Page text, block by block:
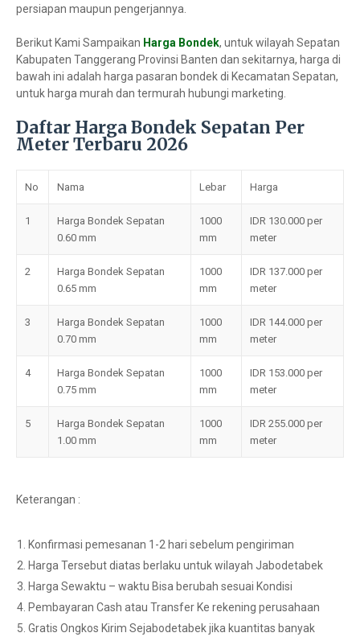
persiapan maupun pengerjannya.
Berikut Kami Sampaikan Harga Bondek, untuk wilayah Sepatan
Kabupaten Tanggerang Provinsi Banten dan sekitarnya, harga di
bawah ini adalah harga pasaran bondek di Kecamatan Sepatan,
untuk harga murah dan termurah hubungi marketing.
Daftar Harga Bondek Sepatan Per
Meter Terbaru 2026
No Nama Lebar Harga
1
Harga Bondek Sepatan
0.60 mm
1000
mm
IDR 130.000 per
meter
2
Harga Bondek Sepatan
0.65 mm
1000
mm
IDR 137.000 per
meter
3
Harga Bondek Sepatan
0.70 mm
1000
mm
IDR 144.000 per
meter
4
Harga Bondek Sepatan
0.75 mm
1000
mm
IDR 153.000 per
meter
5
Harga Bondek Sepatan
1.00 mm
1000
mm
IDR 255.000 per
meter
Keterangan :
Konfirmasi pemesanan 1-2 hari sebelum pengiriman
Harga Tersebut diatas berlaku untuk wilayah Jabodetabek
Harga Sewaktu – waktu Bisa berubah sesuai Kondisi
Pembayaran Cash atau Transfer Ke rekening perusahaan
Gratis Ongkos Kirim Sejabodetabek jika kuantitas banyak